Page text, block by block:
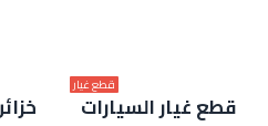
قطع غيار السيارات
قطع غيار